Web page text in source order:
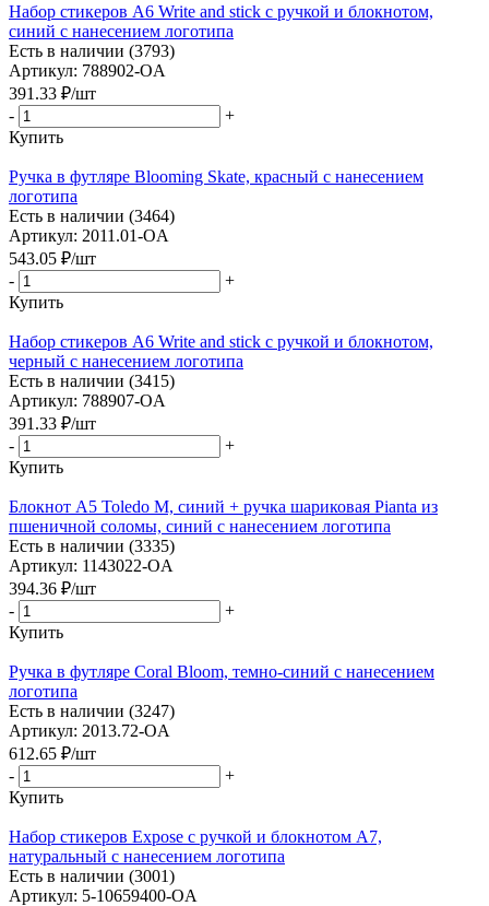
Набор стикеров А6 Write and stick с ручкой и блокнотом,
синий с нанесением логотипа
Есть в наличии (3793)
Артикул: 788902-OA
391.33 ₽/шт
-
+
Купить
Ручка в футляре Blooming Skate, красный с нанесением
логотипа
Есть в наличии (3464)
Артикул: 2011.01-OA
543.05 ₽/шт
-
+
Купить
Набор стикеров А6 Write and stick с ручкой и блокнотом,
черный с нанесением логотипа
Есть в наличии (3415)
Артикул: 788907-OA
391.33 ₽/шт
-
+
Купить
Блокнот А5 Toledo M, синий + ручка шариковая Pianta из
пшеничной соломы, синий с нанесением логотипа
Есть в наличии (3335)
Артикул: 1143022-OA
394.36 ₽/шт
-
+
Купить
Ручка в футляре Coral Bloom, темно-синий с нанесением
логотипа
Есть в наличии (3247)
Артикул: 2013.72-OA
612.65 ₽/шт
-
+
Купить
Набор стикеров Expose с ручкой и блокнотом А7,
натуральный с нанесением логотипа
Есть в наличии (3001)
Артикул: 5-10659400-OA